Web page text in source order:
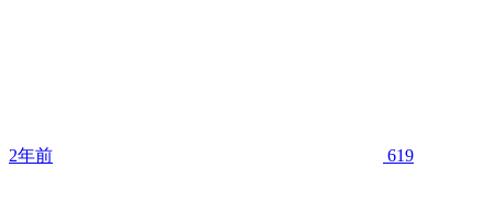
2年前 619